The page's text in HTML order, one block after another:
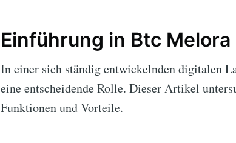
Einführung in Btc
In einer sich ständig entwickelnden digitalen
eine entscheidende Rolle. Dieser Artikel
Funktionen und Vorteile.